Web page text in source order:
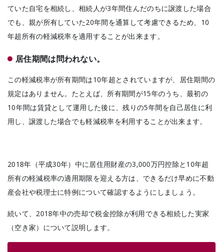
ていた自宅を相続し、相続人が3年間住んだのちに譲渡した場合
でも、親が所有していた20年間を通算して考慮できるため、10
年超所有の軽減税率を適用することが出来ます。
居住期間は問われない。
この軽減税率が所有期間は10年超とされていますが、居住期間の
規定はありません。たとえば、所有期間が15年のうち、最初の
10年間は賃貸として運用した後に、残りの5年間を自己居住に利
用し、譲渡した場合でも軽減税率を利用することが出来ます。
2018年（平成30年）中に居住用財産の3,000万円控除と10年超
所有の軽減税率の適用期限を迎える方は、できるだけ早めに不動
産会社や税理士に特例について確認するようにしましょう。
続いて、2018年中の売却で税金控除が利用できる相続した実家
（空き家）について説明します。